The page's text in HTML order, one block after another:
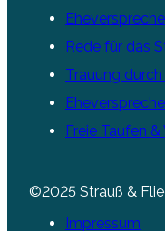
Rede für das
Trauung
Freie Taufen
©2025 Strauß &
Impressum